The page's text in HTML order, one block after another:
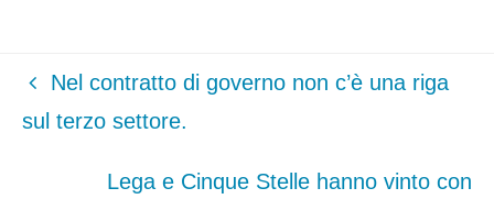
Nel contratto di governo non c’è una riga
sul terzo settore.
Lega e Cinque Stelle hanno vinto con